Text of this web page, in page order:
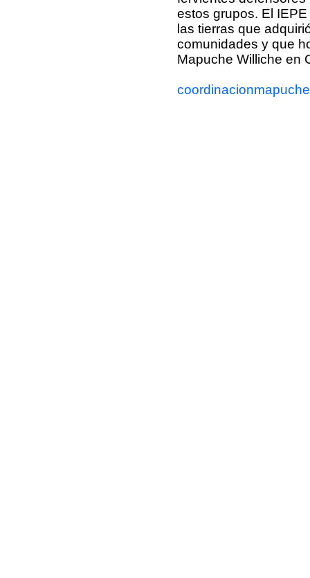
estos grupos. El
las tierras que
comunidades y que
Mapuche Williche en